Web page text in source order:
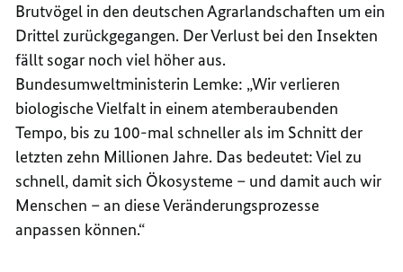
Brutvögel in den deutschen Agrarlandschaften um ein
Drittel zurückgegangen. Der Verlust bei den Insekten
fällt sogar noch viel höher aus.
Bundesumweltministerin Lemke: „Wir verlieren
biologische Vielfalt in einem atemberaubenden
Tempo, bis zu 100-mal schneller als im Schnitt der
letzten zehn Millionen Jahre. Das bedeutet: Viel zu
schnell, damit sich Ökosysteme – und damit auch wir
Menschen – an diese Veränderungsprozesse
anpassen können.“